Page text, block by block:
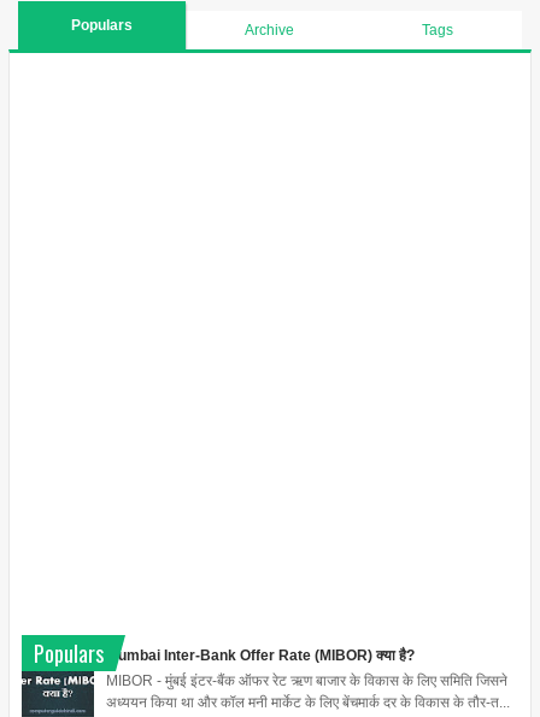
Populars Archive Tags
Populars
Mumbai Inter-Bank Offer Rate (MIBOR) क्या है?
MIBOR - मुंबई इंटर-बैंक ऑफर रेट ऋण बाजार के विकास के लिए समिति जिसने
अध्ययन किया था और कॉल मनी मार्केट के लिए बेंचमार्क दर के विकास के तौर-त...